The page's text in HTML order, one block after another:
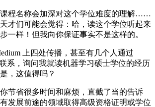
名称会加深对这个学位难度的理解……
才们可能会觉得：哈，读这个学位听起来
一样！但我向你保证事实不是这样的。
上四处传播，甚至有几个人通过
系，询问我就读机器学习硕士学位的经历
，这值得吗？
省很多时间和麻烦，直截了当的告诉
发展前途的领域取得高级资格证明或学位